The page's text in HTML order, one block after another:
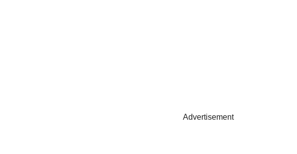
Advertisement